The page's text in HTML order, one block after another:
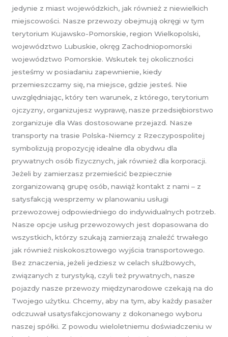
jedynie z miast wojewódzkich, jak również z niewielkich
miejscowości. Nasze przewozy obejmują okręgi w tym
terytorium Kujawsko-Pomorskie, region Wielkopolski,
województwo Lubuskie, okręg Zachodniopomorski
województwo Pomorskie. Wskutek tej okoliczności
jesteśmy w posiadaniu zapewnienie, kiedy
przemieszczamy się, na miejsce, gdzie jesteś. Nie
uwzględniając, który ten warunek, z którego, terytorium
ojczyzny, organizujesz wyprawę, nasze przedsiębiorstwo
zorganizuje dla Was dostosowane przejazd. Nasze
transporty na trasie Polska-Niemcy z Rzeczypospolitej
symbolizują propozycję idealne dla obydwu dla
prywatnych osób fizycznych, jak również dla korporacji.
Jeżeli by zamierzasz przemieścić bezpiecznie
zorganizowaną grupę osób, nawiąż kontakt z nami – z
satysfakcją wesprzemy w planowaniu usługi
przewozowej odpowiedniego do indywidualnych potrzeb.
Nasze opcje usług przewozowych jest dopasowana do
wszystkich, którzy szukają zamierzają znaleźć trwałego
jak również niskokosztowego wyjścia transportowego.
Bez znaczenia, jeżeli jedziesz w celach służbowych,
związanych z turystyką, czyli też prywatnych, nasze
pojazdy nasze przewozy międzynarodowe czekają na do
Twojego użytku. Chcemy, aby na tym, aby każdy pasażer
odczuwał usatysfakcjonowany z dokonanego wyboru
naszej spółki. Z powodu wieloletniemu doświadczeniu w